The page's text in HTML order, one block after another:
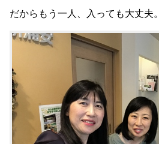
だからもう一人、入っても大丈夫。